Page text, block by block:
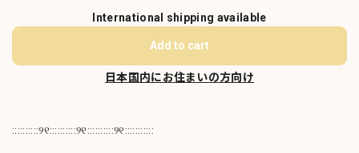
International shipping available
Add to cart
日本国内にお住まいの方向け
::::::::::୨୧::::::::::୨୧::::::::::୨୧:::::::::::